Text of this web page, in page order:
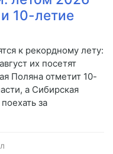
10-летие
к рекордному лету:
их посетят
Поляна отметит 10-
а Сибирская
за